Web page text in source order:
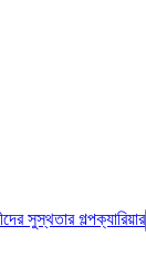
সুস্থতার গল্পক্যারিয়ার